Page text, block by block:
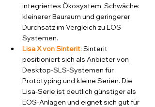
integriertes Ökosystem. Schwäche:
kleinerer Bauraum und geringerer
Durchsatz im Vergleich zu EOS-
Systemen.
Lisa X von Sinterit: Sinterit
positioniert sich als Anbieter von
Desktop-SLS-Systemen für
Prototyping und kleine Serien. Die
Lisa-Serie ist deutlich günstiger als
EOS-Anlagen und eignet sich gut für